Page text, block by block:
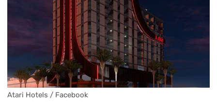
Atari Hotels / Facebook